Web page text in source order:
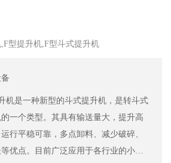
型提升机,F型斗式提升机
机是一种新型的斗式提升机，是转斗式
一个类型。其具有输送量大，提升高
行平稳可靠，多点卸料、减少破碎、
优点。目前广泛应用于各行业的小块